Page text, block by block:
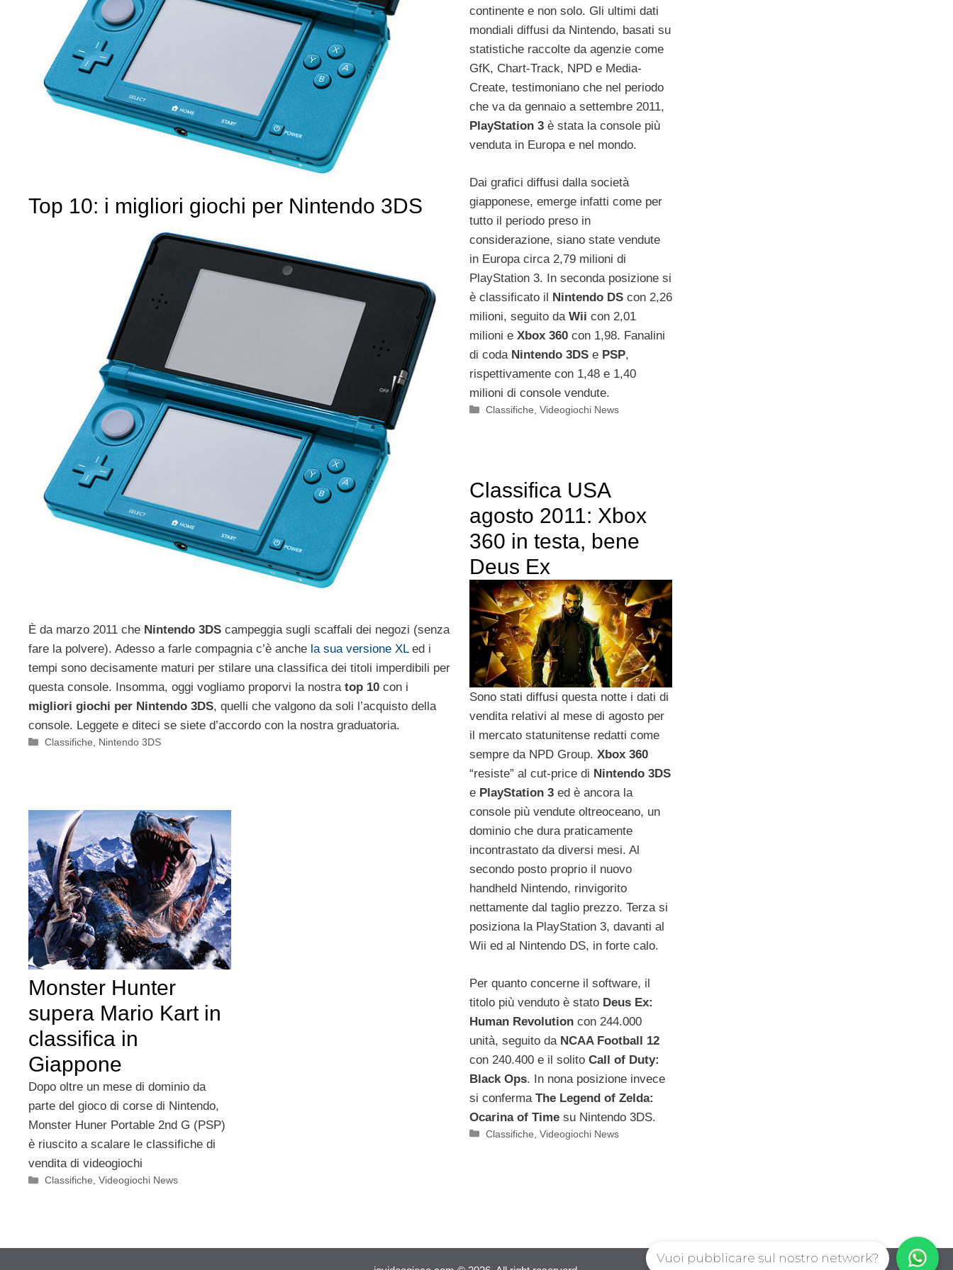
Top 10: i migliori giochi per Nintendo 3DS
È da marzo 2011 che Nintendo 3DS campeggia sugli scaffali dei negozi (senza
fare la polvere). Adesso a farle compagnia c’è anche la sua versione XLed i
tempi sono decisamente maturi per stilare una classifica dei titoli imperdibili per
questa console. Insomma, oggi vogliamo proporvi la nostra top 10 con i
migliori giochi per Nintendo 3DS, quelli che valgono da soli l’acquisto della
console. Leggete e diteci se siete d’accordo con la nostra graduatoria.
Categorie
Classifiche Nintendo 3DS
continente e non solo. Gli ultimi dati
mondiali diffusi da Nintendo, basati su
statistiche raccolte da agenzie come
GfK, Chart-Track, NPD e Media-
Create, testimoniano che nel periodo
che va da gennaio a settembre 2011,
PlayStation 3è stata la console più
venduta in Europa e nel mondo.
Dai grafici diffusi dalla società
giapponese, emerge infatti come per
tutto il periodo preso in
considerazione, siano state vendute
in Europa circa 2,79 milioni di
PlayStation 3. In seconda posizione si
è classificato il Nintendo DScon 2,26
milioni, seguito da Wii con 2,01
milioni e Xbox 360con 1,98. Fanalini
di coda Nintendo 3DSe PSP,
rispettivamente con 1,48 e 1,40
milioni di console vendute.
Categorie
Classifiche ,Videogiochi News
Classifica USA
agosto 2011: Xbox
360 in testa, bene
Deus Ex
Sono stati diffusi questa notte i dati di
vendita relativi al mese di agosto per
il mercato statunitense redatti come
sempre da NPD Group. Xbox 360
“resiste” al cut-price di Nintendo 3DS
e PlayStation 3ed è ancora la
console più vendute oltreoceano, un
dominio che dura praticamente
incontrastato da diversi mesi. Al
secondo posto proprio il nuovo
handheld Nintendo, rinvigorito
nettamente dal taglio prezzo. Terza si
posiziona la PlayStation 3, davanti al
Wii ed al Nintendo DS, in forte calo.
Per quanto concerne il software, il
titolo più venduto è stato Deus Ex:
Human Revolutioncon 244.000
unità, seguito da NCAA Football 12
con 240.400 e il solito Call of Duty:
Black Ops. In nona posizione invece
si conferma The Legend of Zelda:
Ocarina of Timesu Nintendo 3DS.
Categorie
Classifiche ,Videogiochi News
Monster Hunter
supera Mario Kart in
classifica in
Giappone
Dopo oltre un mese di dominio da
parte del gioco di corse di Nintendo,
Monster Huner Portable 2nd G (PSP)
è riuscito a scalare le classifiche di
vendita di videogiochi
Categorie
Classifiche,Videogiochi News
Vuoi pubblicare sul nostro network?